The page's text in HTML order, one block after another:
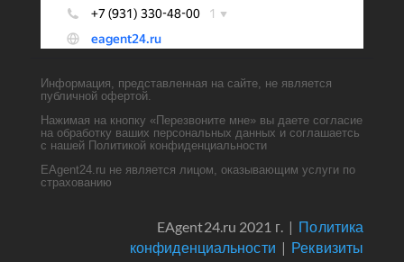
Информация, представленная на сайте, не является
публичной офертой.
Нажимая на кнопку «Перезвоните мне» вы даете согласие
на обработку ваших персональных данных и соглашаетсь
с нашей Политикой конфиденциальности
EAgent24.ru не является лицом, оказывающим услуги по
страхованию
EAgent24.ru 2021 г. | Политика
конфиденциальности | Реквизиты